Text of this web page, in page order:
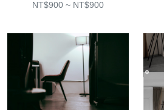
NT$900 ~ NT$900